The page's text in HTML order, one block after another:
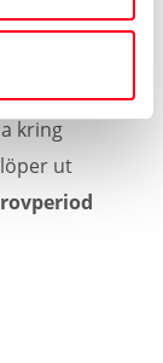
kring
ut